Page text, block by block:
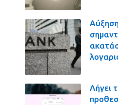
Λήγει